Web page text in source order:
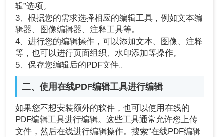
辑”选项。
3、根据您的需求选择相应的编辑工具，例如文本编
辑器、图像编辑器、注释工具等。
4、进行您的编辑操作，可以添加文本、图像、注释
等，也可以进行页面组织、水印添加等操作。
5、保存您编辑后的PDF文件。
二、使用在线PDF编辑工具进行编辑
如果您不想安装额外的软件，也可以使用在线的
PDF编辑工具进行编辑。这些工具通常允许您上传
文件，然后在线进行编辑操作。搜索“在线PDF编辑